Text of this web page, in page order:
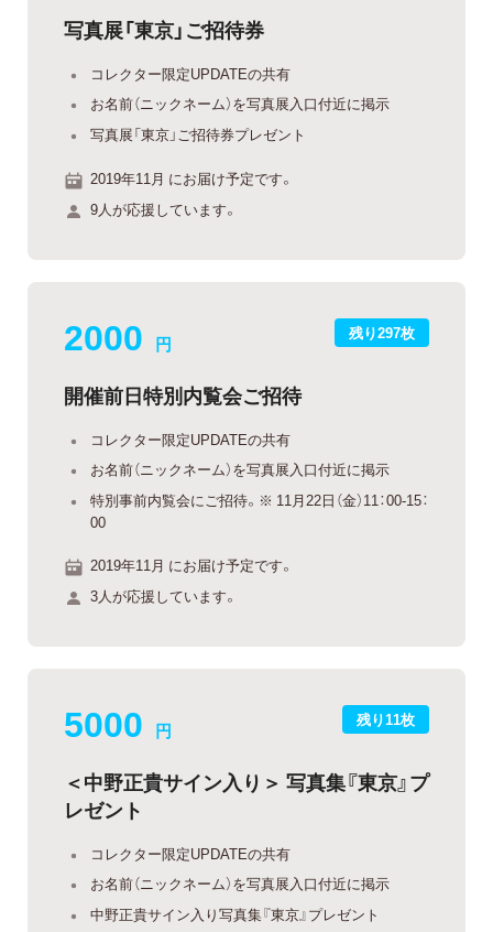
写真展「東京」ご招待券
コレクター限定UPDATEの共有
お名前（ニックネーム）を写真展入口付近に掲示
写真展「東京」ご招待券プレゼント
2019年11月 にお届け予定です。
9人が応援しています。
残り297枚
2000 円
開催前日特別内覧会ご招待
コレクター限定UPDATEの共有
お名前（ニックネーム）を写真展入口付近に掲示
特別事前内覧会にご招待。※ 11月22日（金）11：00-15：
00
2019年11月 にお届け予定です。
3人が応援しています。
残り11枚
5000 円
＜中野正貴サイン入り＞ 写真集『東京』プ
レゼント
コレクター限定UPDATEの共有
お名前（ニックネーム）を写真展入口付近に掲示
中野正貴サイン入り写真集『東京』プレゼント